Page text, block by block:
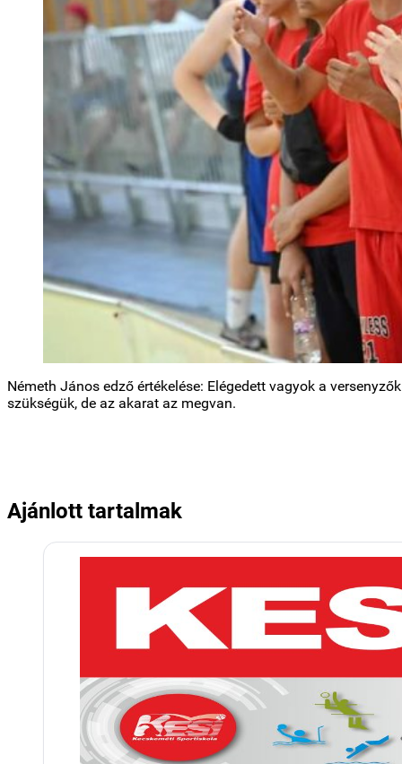
Németh János edző értékelése: Elégedett vagyok a
szükségük, de az akarat az megvan.
Ajánlott tartalmak